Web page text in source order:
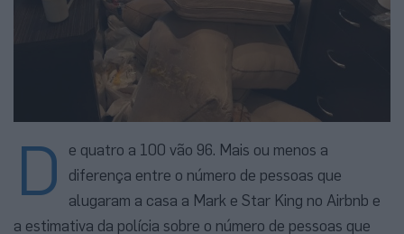
D
e quatro a 100 vão 96. Mais ou menos a
diferença entre o número de pessoas que
alugaram a casa a Mark e Star King no Airbnb e
a estimativa da polícia sobre o número de pessoas que